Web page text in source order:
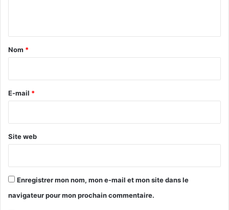
a
e
Nom *
E-mail *
Site web
Enregistrer mon nom, mon e-mail et mon site dans le
navigateur pour mon prochain commentaire.